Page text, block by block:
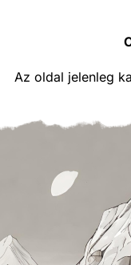
Az oldal jelenleg